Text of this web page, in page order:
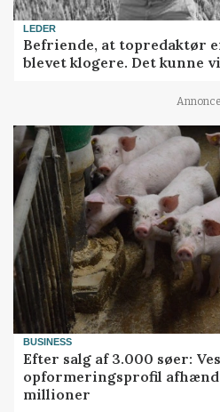
LEDER
Befriende, at topredaktør
blevet klogere. Det kunne
Annonce
BUSINESS
Efter salg af 3.000 søer:
opformeringsprofil
millioner